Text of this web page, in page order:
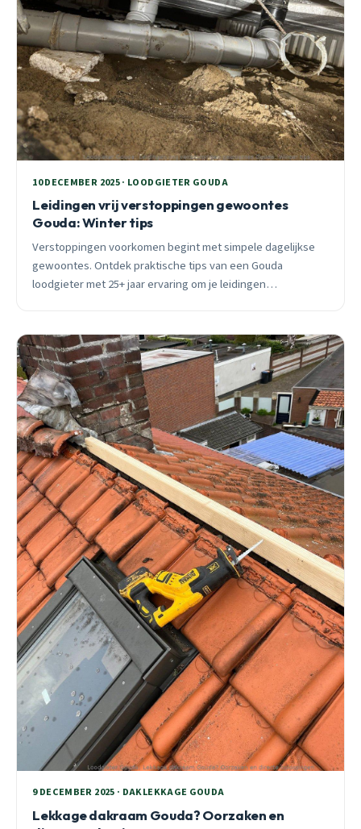
10 DECEMBER 2025 · LOODGIETER GOUDA
Leidingen vrij verstoppingen gewoontes
Gouda: Winter tips
Verstoppingen voorkomen begint met simpele dagelijkse
gewoontes. Ontdek praktische tips van een Gouda
loodgieter met 25+ jaar ervaring om je leidingen
9 DECEMBER 2025 · DAKLEKKAGE GOUDA
Lekkage dakraam Gouda? Oorzaken en